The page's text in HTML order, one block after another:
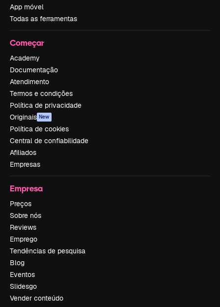
App móvel
Todas as ferramentas
Começar
Academy
Documentação
Atendimento
Termos e condições
Política de privacidade
Originais New
Política de cookies
Central de confiabilidade
Afiliados
Empresas
Empresa
Preços
Sobre nós
Reviews
Emprego
Tendências de pesquisa
Blog
Eventos
Slidesgo
Vender conteúdo